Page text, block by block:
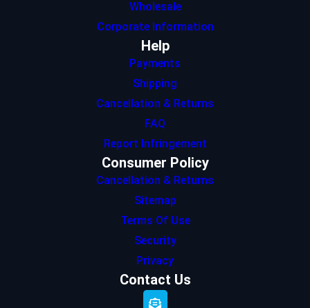
Wholesale
Corporate Information
Help
Payments
Shipping
Cancellation & Returns
FAQ
Report Infringement
Consumer Policy
Cancellation & Returns
Sitemap
Terms Of Use
Security
Privacy
Contact Us